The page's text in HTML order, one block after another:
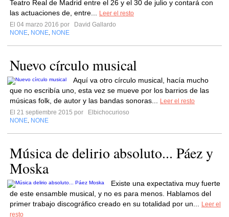
Teatro Real de Madrid entre el 26 y el 30 de julio y contará con
las actuaciones de, entre...
Leer el resto
El 04 marzo 2016 por
David Gallardo
NONE NONE NONE
Nuevo círculo musical
Aquí va otro círculo musical, hacía mucho
que no escribía uno, esta vez se mueve por los barrios de las
músicas folk, de autor y las bandas sonoras...
Leer el resto
El 21 septiembre 2015 por
Elbichocurioso
NONE NONE
Música de delirio absoluto... Páez y
Moska
Existe una expectativa muy fuerte
de este ensamble musical, y no es para menos. Hablamos del
primer trabajo discográfico creado en su totalidad por un...
Leer el
resto